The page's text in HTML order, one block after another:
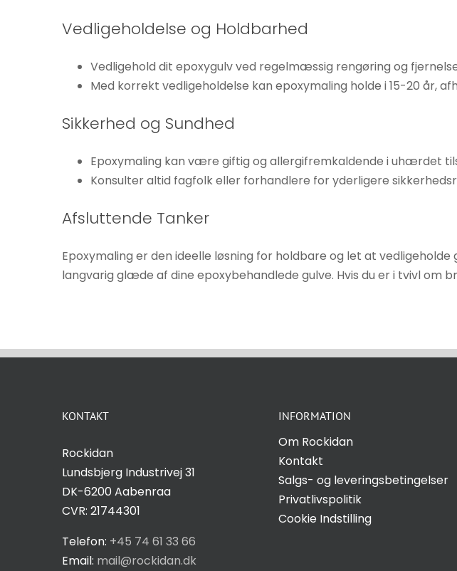
Vedligeholdelse og Holdbarhed
Vedligehold dit epoxygulv ved regelmæssig rengøring og
Med korrekt vedligeholdelse kan epoxymaling holde i 15-20 år,
Sikkerhed og Sundhed
Epoxymaling kan være giftig og allergifremkaldende i uhærdet
Konsulter altid fagfolk eller forhandlere for yderligere
Afsluttende Tanker
Epoxymaling er den ideelle løsning for holdbare og let at
langvarig glæde af dine epoxybehandlede gulve. Hvis du er i tvivl om
KONTAKT
Rockidan
Lundsbjerg Industrivej 31
DK-6200 Aabenraa
CVR: 21744301
Telefon: +45 74 61 33 66
Email: mail@rockidan.dk
INFORMATION
Om Rockidan
Kontakt
Salgs- og leveringsbetingelser
Privatlivspolitik
Cookie Indstilling